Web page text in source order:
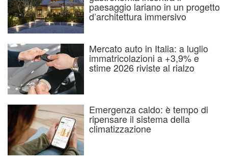
paesaggio lariano in un progetto
d’architettura immersivo
Mercato auto in Italia: a luglio
immatricolazioni a +3,9% e
stime 2026 riviste al rialzo
Emergenza caldo: è tempo di
ripensare il sistema della
climatizzazione